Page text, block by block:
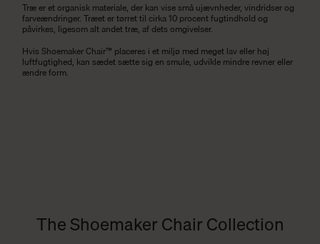
Træ er et organisk materiale, der kan vise små ujævnheder, vindridser og
farveændringer. Træet er tørret til cirka 10 procent fugtindhold og
påvirkes, ligesom alt andet træ, af dets omgivelser.
Hvis Shoemaker Chair™ placeres i et miljø med meget lav eller høj
luftfugtighed, kan sædet sætte sig en smule, udvikle mindre revner eller
ændre form.
The Shoemaker Chair Collection